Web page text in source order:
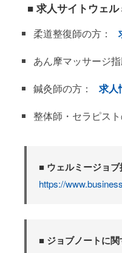
■ 求人サイトウェ
柔道整復師の方：
あん摩マッサージ指
鍼灸師の方：
求人
整体師・セラピスト
■ ウェルミージョ
https://
■ ジョブノートに